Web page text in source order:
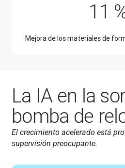
11
Mejora de los materiales de
La IA en la
bomba de
El crecimiento acelerado está
supervisión preocupante.